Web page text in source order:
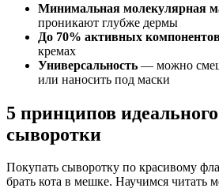
Минимальная молекулярная
проникают глубже дермы
До 70% активных
кремах
Универсальность — можно
или наносить под маски
5 принципов
сыворотки
Покупать сыворотку по красивому
брать кота в мешке. Научимся читать